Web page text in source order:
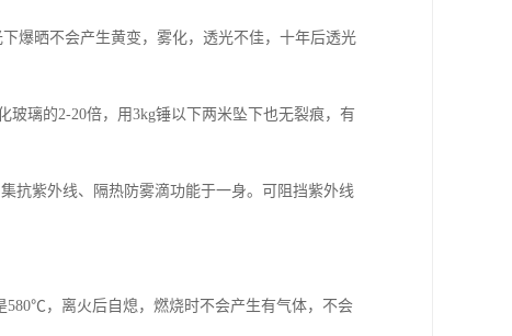
爆晒不会产生黄变，雾化，透光不佳，十年后透光
玻璃的2-20倍，用3kg锤以下两米坠下也无裂痕，有
抗紫外线、隔热防雾滴功能于一身。可阻挡紫外线
580℃，离火后自熄，燃烧时不会产生有气体，不会